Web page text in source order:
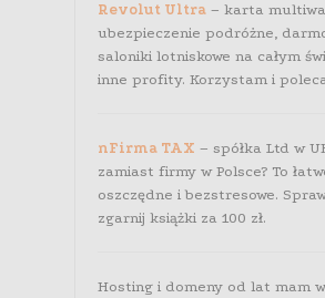
Revolut Ultra– karta
ubezpieczenie podróżne,
saloniki lotniskowe na całym
inne profity. Korzystam i
nFirma TAX – spółka Ltd w
zamiast firmy w Polsce? To
oszczędne i bezstresowe.
zgarnij książki za 100 zł.
Hosting i domeny od lat mam w